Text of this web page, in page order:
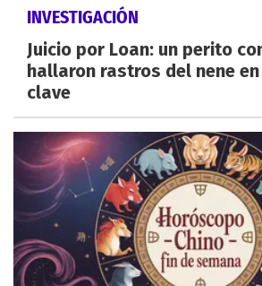
INVESTIGACIÓN
Juicio por Loan: un perito
hallaron rastros del nene
clave